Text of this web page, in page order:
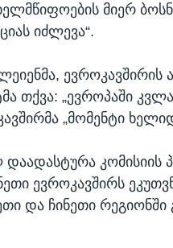
მიერ
იძლევა“.
ევროკავშირის
თქვა: „ევროპაში
„მომენტი
კომისიის
ევროკავშირს
და ჩინეთი რეგიონში